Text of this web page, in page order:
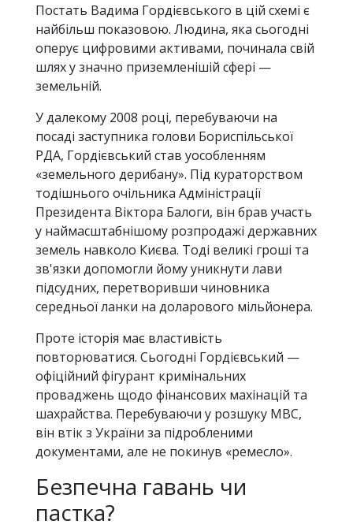
Постать Вадима Гордієвського в цій схемі є
найбільш показовою. Людина, яка сьогодні
оперує цифровими активами, починала свій
шлях у значно приземленішій сфері —
земельній.
У далекому 2008 році, перебуваючи на
посаді заступника голови Бориспільської
РДА, Гордієвський став уособленням
«земельного дерибану». Під кураторством
тодішнього очільника Адміністрації
Президента Віктора Балоги, він брав участь
у наймасштабнішому розпродажі державних
земель навколо Києва. Тоді великі гроші та
зв'язки допомогли йому уникнути лави
підсудних, перетворивши чиновника
середньої ланки на доларового мільйонера.
Проте історія має властивість
повторюватися. Сьогодні Гордієвський —
офіційний фігурант кримінальних
проваджень щодо фінансових махінацій та
шахрайства. Перебуваючи у розшуку МВС,
він втік з України за підробленими
документами, але не покинув «ремесло».
Безпечна гавань чи
пастка?